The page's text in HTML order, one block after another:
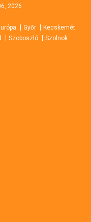
2026
Győr
Kecskemét
Szoboszló Szolnok